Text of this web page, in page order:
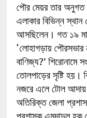
পৌর মেয়র তার
এলাকার বিভিন্ন
আসছিলেন। গত ১৯
‘লোহাগড়ায় পৌরসভার
বাণিজ্য?’ শিরোনামে
তোলপাড়ের সৃষ্টি হয়।
নজরে এলে টোল
অতিরিক্ত জেলা